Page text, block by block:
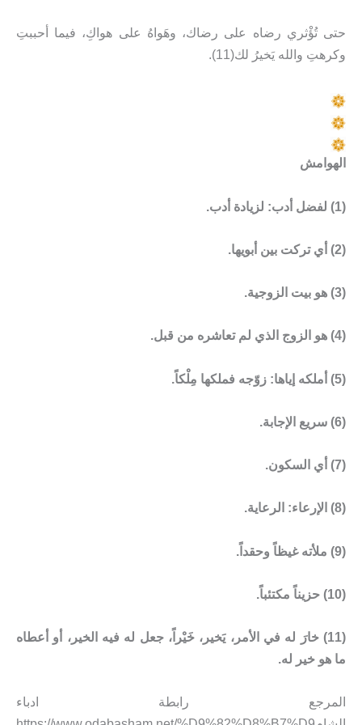
حتى تُؤْثري رضاه على رضاك، وهَواهُ على هواكِ، فيما أحببتِ
وكرهتِ والله يَخيرُ لك(11).
الهوامش
(1) لفضل أدب: لزيادة أدب.
(2) أي تركت بين أبويها.
(3) هو بيت الزوجية.
(4) هو الزوج الذي لم تعاشره من قبل.
(5) أملكه إياها: زوّجه فملكها مِلْكاً.
(6) سريع الإجابة.
(7) أي السكون.
(8) الإرعاء: الرعاية.
(9) ملأته غيظاً وحقداً.
(10) حزيناً مكتئباً.
(11) خارَ له في الأمر، يَخير، خَيْراً، جعل له فيه الخير، أو أعطاه
ما هو خير له.
المرجع رابطة ادباء